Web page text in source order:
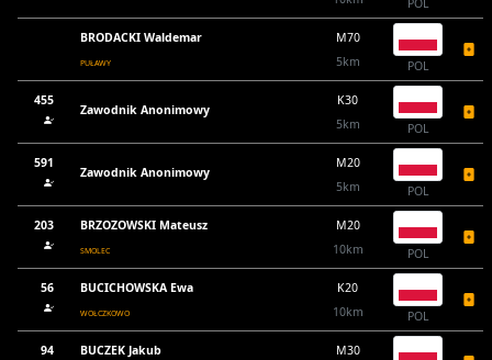
POL
BRODACKI Waldemar
PUŁAWY
M70
5km
POL
455
Zawodnik Anonimowy
K30
5km
POL
591
Zawodnik Anonimowy
M20
5km
POL
203 BRZOZOWSKI Mateusz
SMOLEC
M20
10km
POL
56 BUCICHOWSKA Ewa
WOŁCZKOWO
K20
10km
POL
94 BUCZEK Jakub
M30